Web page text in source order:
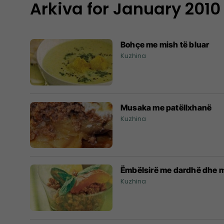
Arkiva for January 2010
Bohçe me mish të bluar
Kuzhina
Musaka me patëllxhanë
Kuzhina
Ëmbëlsirë me dardhë dhe
Kuzhina